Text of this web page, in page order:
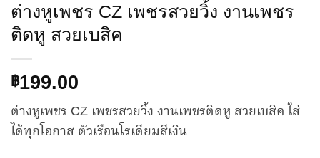
ต่างหูเพชร CZ เพชรสวยวิ้ง งานเพชร
ติดหู สวยเบสิค
฿199.00
ต่างหูเพชร CZ เพชรสวยวิ้ง งานเพชรติดหู สวยเบสิค ใส่
ได้ทุกโอกาส ตัวเรือนโรเดียมสีเงิน